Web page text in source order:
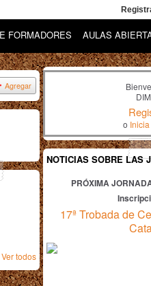
FORMADORES AULAS
Agregar
Ver todos
o
NOTICIAS SOBRE LAS
PRÓXIMA
17ª Trobada de